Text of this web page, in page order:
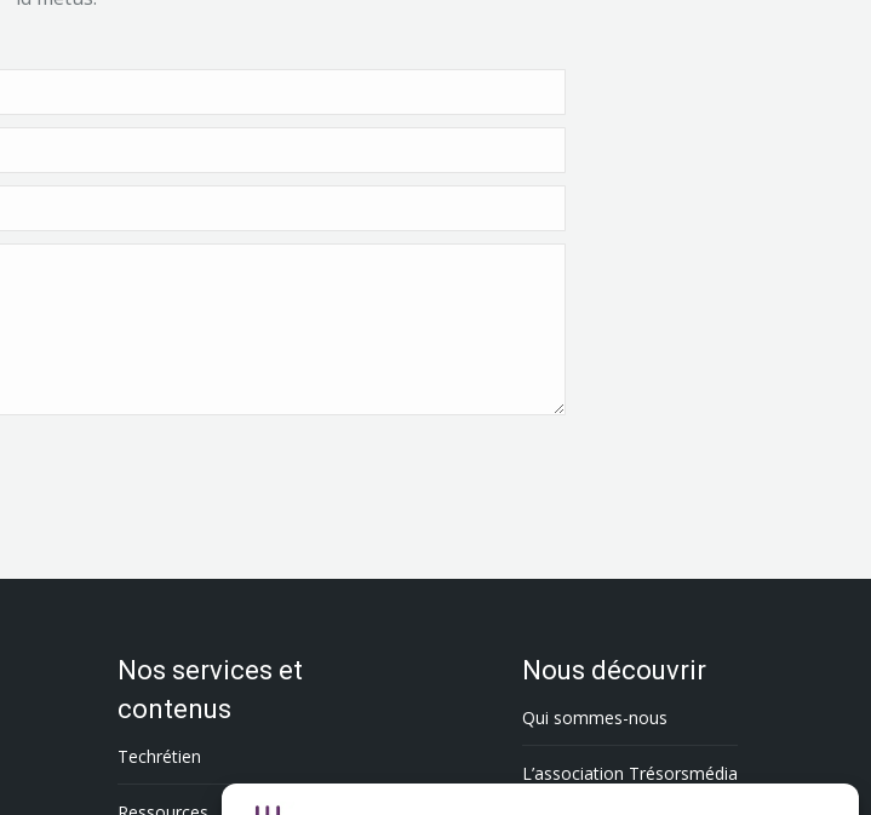
Nos services et
contenus
Techrétien
Nous découvrir
Qui sommes-nous
L’association Trésorsmédia